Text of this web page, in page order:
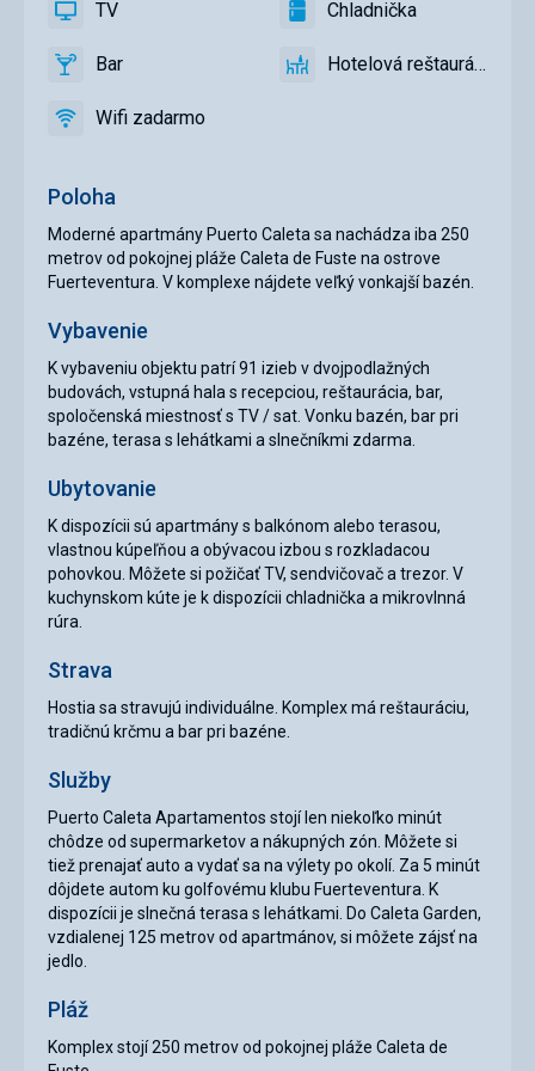
Poloha
Moderné apartmány Puerto Caleta sa nachádza iba 250
metrov od pokojnej pláže Caleta de Fuste na ostrove
Fuerteventura. V komplexe nájdete veľký vonkajší bazén.
Vybavenie
K vybaveniu objektu patrí 91 izieb v dvojpodlažných
budovách, vstupná hala s recepciou, reštaurácia, bar,
spoločenská miestnosť s TV / sat. Vonku bazén, bar pri
bazéne, terasa s lehátkami a slnečníkmi zdarma.
Ubytovanie
K dispozícii sú apartmány s balkónom alebo terasou,
vlastnou kúpeľňou a obývacou izbou s rozkladacou
pohovkou. Môžete si požičať TV, sendvičovač a trezor. V
kuchynskom kúte je k dispozícii chladnička a mikrovlnná
rúra.
Strava
Hostia sa stravujú individuálne. Komplex má reštauráciu,
tradičnú krčmu a bar pri bazéne.
Služby
Puerto Caleta Apartamentos stojí len niekoľko minút
chôdze od supermarketov a nákupných zón. Môžete si
tiež prenajať auto a vydať sa na výlety po okolí. Za 5 minút
dôjdete autom ku golfovému klubu Fuerteventura. K
dispozícii je slnečná terasa s lehátkami. Do Caleta Garden,
vzdialenej 125 metrov od apartmánov, si môžete zájsť na
jedlo.
Pláž
Komplex stojí 250 metrov od pokojnej pláže Caleta de
slnečníky
bazéne
zadarmo
TV TV
áno Chladnička
Chladnička
áno
Bar Bar
áno
HotelováHotelová reštaurácia
áno
Wifi
Wifi zadarmo
áno